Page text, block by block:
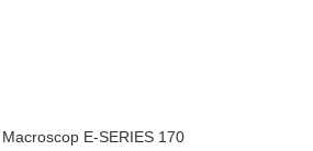
Macroscop E-SERIES 170